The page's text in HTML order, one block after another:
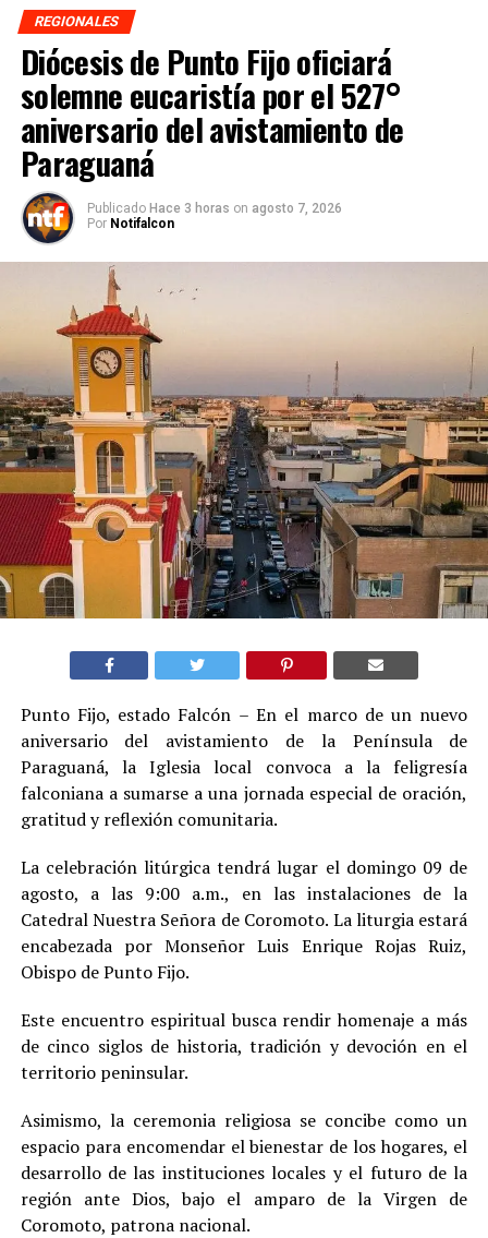
REGIONALES
Diócesis de Punto Fijo oficiará
solemne eucaristía por el 527°
aniversario del avistamiento de
Paraguaná
Publicado Hace 3 horas on agosto 7, 2026
Por Notifalcon
Punto Fijo, estado Falcón – En el marco de un nuevo
aniversario del avistamiento de la Península de
Paraguaná, la Iglesia local convoca a la feligresía
falconiana a sumarse a una jornada especial de oración,
gratitud y reflexión comunitaria.
La celebración litúrgica tendrá lugar el domingo 09 de
agosto, a las 9:00 a.m., en las instalaciones de la
Catedral Nuestra Señora de Coromoto. La liturgia estará
encabezada por Monseñor Luis Enrique Rojas Ruiz,
Obispo de Punto Fijo.
Este encuentro espiritual busca rendir homenaje a más
de cinco siglos de historia, tradición y devoción en el
territorio peninsular.
Asimismo, la ceremonia religiosa se concibe como un
espacio para encomendar el bienestar de los hogares, el
desarrollo de las instituciones locales y el futuro de la
región ante Dios, bajo el amparo de la Virgen de
Coromoto, patrona nacional.